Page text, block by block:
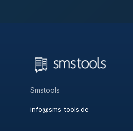
Smstools
info@sms-tools.de